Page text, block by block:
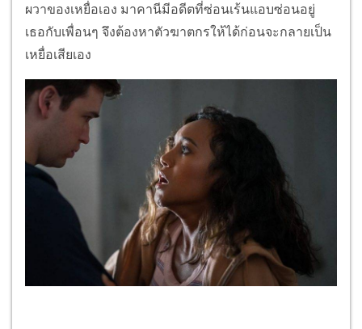
ผวาของเหยื่อเอง มาคานีมีอดีตที่ซ่อนเร้นแอบซ่อนอยู่
เธอกับเพื่อนๆ จึงต้องหาตัวฆาตกรให้ได้ก่อนจะกลายเป็น
เหยื่อเสียเอง